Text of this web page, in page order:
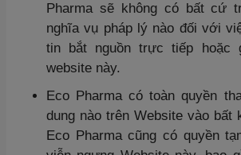
Pharma sẽ không có bất cứ
nghĩa vụ pháp lý nào đối với
tin bắt nguồn trực tiếp hoặc
website này.
Eco Pharma có toàn quyền
dung nào trên Website vào bất
Eco Pharma cũng có quyền